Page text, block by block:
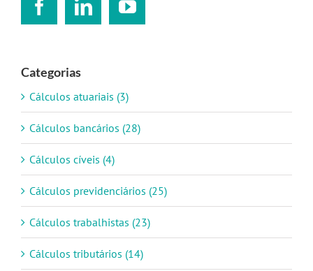
Categorias
Cálculos atuariais (3)
Cálculos bancários (28)
Cálculos cíveis (4)
Cálculos previdenciários (25)
Cálculos trabalhistas (23)
Cálculos tributários (14)